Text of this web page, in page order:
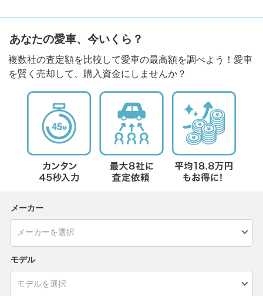
あなたの愛車、今いくら？
複数社の査定額を比較して愛車の最高額を調べよう！愛車
を賢く売却して、購入資金にしませんか？
メーカー
モデル